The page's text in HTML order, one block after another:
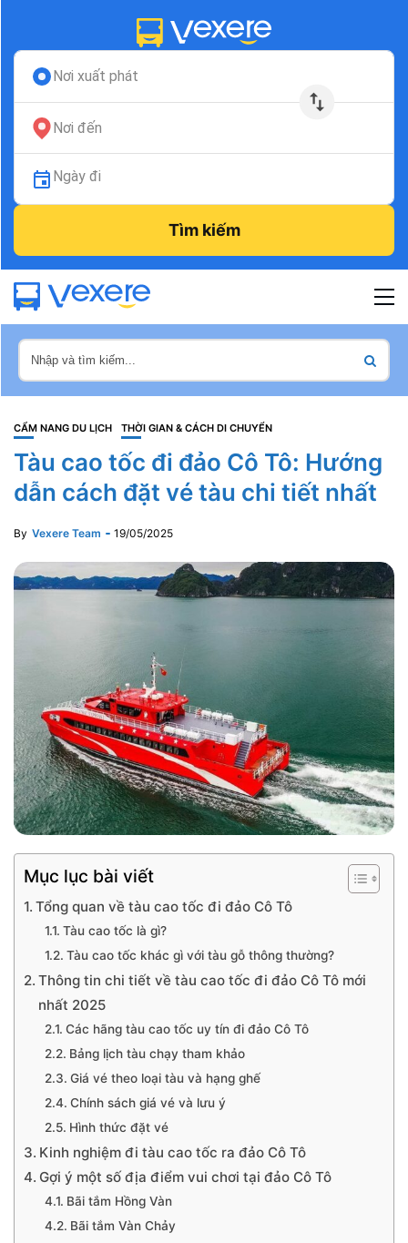
Nơi xuất phát
Nơi đến
Ngày đi
Tìm kiếm
CẨM NANG DU LỊCH THỜI GIAN & CÁCH DI CHUYỂN
Tàu cao tốc đi đảo Cô Tô: Hướng
dẫn cách đặt vé tàu chi tiết nhất
By Vexere Team 19/05/2025
Mục lục bài viết
Tổng quan về tàu cao tốc đi đảo Cô Tô
Tàu cao tốc là gì?
Tàu cao tốc khác gì với tàu gỗ thông thường?
Thông tin chi tiết về tàu cao tốc đi đảo Cô Tô mới
nhất 2025
Các hãng tàu cao tốc uy tín đi đảo Cô Tô
Bảng lịch tàu chạy tham khảo
Giá vé theo loại tàu và hạng ghế
Chính sách giá vé và lưu ý
Hình thức đặt vé
Kinh nghiệm đi tàu cao tốc ra đảo Cô Tô
Gợi ý một số địa điểm vui chơi tại đảo Cô Tô
Bãi tắm Hồng Vàn
Bãi tắm Vàn Chảy